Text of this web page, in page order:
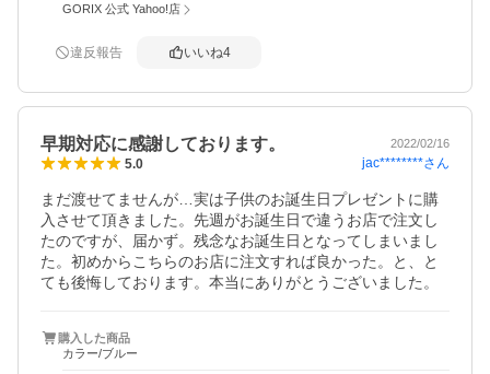
GORIX 公式 Yahoo!店
違反報告 いいね4
早期対応に感謝しております。 2022/02/16
5.0 jac********さん
まだ渡せてませんが…実は子供のお誕生日プレゼントに購
入させて頂きました。先週がお誕生日で違うお店で注文し
たのですが、届かず。残念なお誕生日となってしまいまし
た。初めからこちらのお店に注文すれば良かった。と、と
ても後悔しております。本当にありがとうございました。
購入した商品
カラー/ブルー